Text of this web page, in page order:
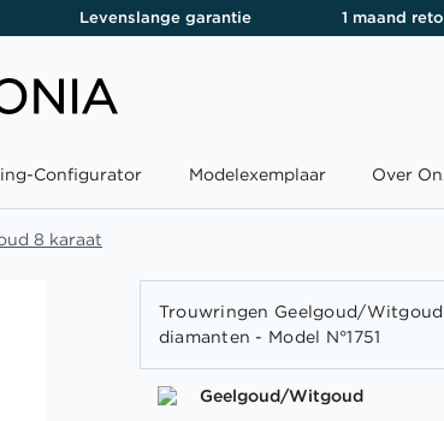
Levenslange garantie 1 maand
Configurator Modelexemplaar Over
8 karaat
Trouwringen Geelgoud/
diamanten - Model N°1751
Geelgoud/Witgoud